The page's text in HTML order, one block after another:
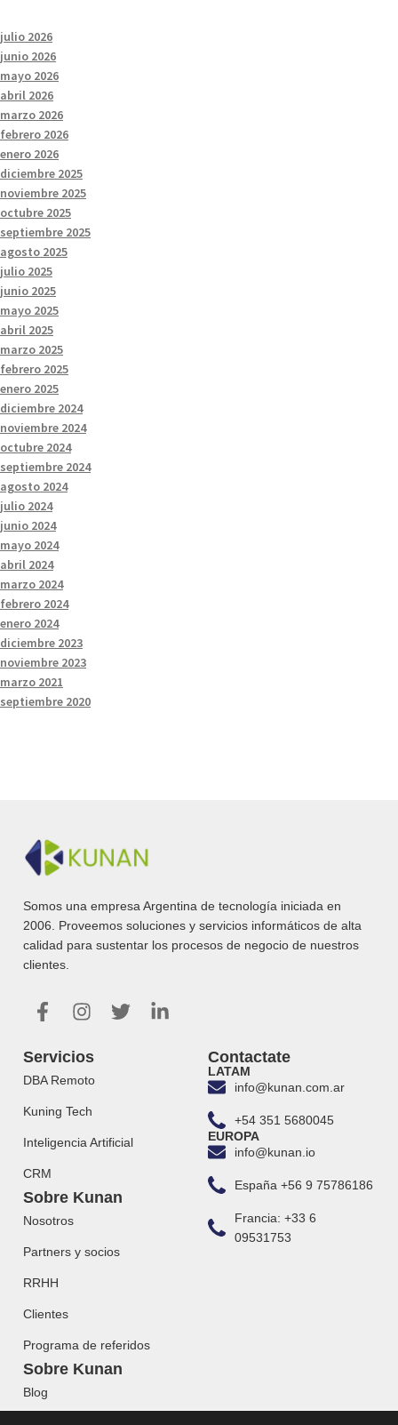
julio 2026
junio 2026
mayo 2026
abril 2026
marzo 2026
febrero 2026
enero 2026
diciembre 2025
noviembre 2025
octubre 2025
septiembre 2025
agosto 2025
julio 2025
junio 2025
mayo 2025
abril 2025
marzo 2025
febrero 2025
enero 2025
diciembre 2024
noviembre 2024
octubre 2024
septiembre 2024
agosto 2024
julio 2024
junio 2024
mayo 2024
abril 2024
marzo 2024
febrero 2024
enero 2024
diciembre 2023
noviembre 2023
marzo 2021
septiembre 2020
Somos una empresa Argentina de tecnología iniciada en
2006. Proveemos soluciones y servicios informáticos de alta
calidad para sustentar los procesos de negocio de nuestros
clientes.
Servicios
DBA Remoto
Kuning Tech
Inteligencia Artificial
CRM
Sobre Kunan
Nosotros
Partners y socios
RRHH
Clientes
Programa de referidos
Sobre Kunan
Blog
Contactate
LATAM
info@kunan.com.ar
+54 351 5680045
EUROPA
info@kunan.io
España +56 9 75786186
Francia: +33 6
09531753